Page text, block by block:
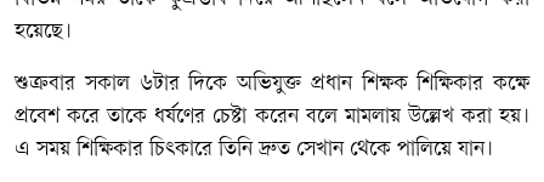
হয়েছে।
শুক্রবার সকাল ৬টার দিকে অভিযুক্ত প্রধান শিক্ষক শিক্ষিকার কক্ষে
প্রবেশ করে তাকে ধর্ষণের চেষ্টা করেন বলে মামলায় উল্লেখ করা হয়।
এ সময় শিক্ষিকার চিৎকারে তিনি দ্রুত সেখান থেকে পালিয়ে যান।